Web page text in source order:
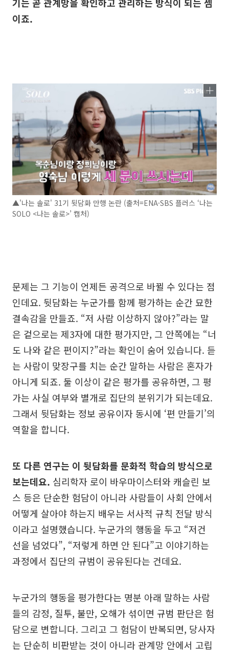
이죠.
▲'나는 솔로' 31기 뒷담화 만행 논란 (출처=ENA·SBS 플러스 ‘나는
SOLO <나는 솔로>’ 캡처)
문제는 그 기능이 언제든 공격으로 바뀔 수 있다는 점
인데요. 뒷담화는 누군가를 함께 평가하는 순간 묘한
결속감을 만들죠. “저 사람 이상하지 않아?”라는 말
은 겉으로는 제3자에 대한 평가지만, 그 안쪽에는 “너
도 나와 같은 편이지?”라는 확인이 숨어 있습니다. 듣
는 사람이 맞장구를 치는 순간 말하는 사람은 혼자가
아니게 되죠. 둘 이상이 같은 평가를 공유하면, 그 평
가는 사실 여부와 별개로 집단의 분위기가 되는데요.
그래서 뒷담화는 정보 공유이자 동시에 ‘편 만들기’의
역할을 합니다.
또 다른 연구는 이 뒷담화를 문화적 학습의 방식으로
보는데요. 심리학자 로이 바우마이스터와 캐슬린 보
스 등은 단순한 험담이 아니라 사람들이 사회 안에서
어떻게 살아야 하는지 배우는 서사적 규칙 전달 방식
이라고 설명했습니다. 누군가의 행동을 두고 “저건
선을 넘었다”, “저렇게 하면 안 된다”고 이야기하는
과정에서 집단의 규범이 공유된다는 건데요.
누군가의 행동을 평가한다는 명분 아래 말하는 사람
들의 감정, 질투, 불만, 오해가 섞이면 규범 판단은 험
담으로 변합니다. 그리고 그 험담이 반복되면, 당사자
는 단순히 비판받는 것이 아니라 관계망 안에서 고립